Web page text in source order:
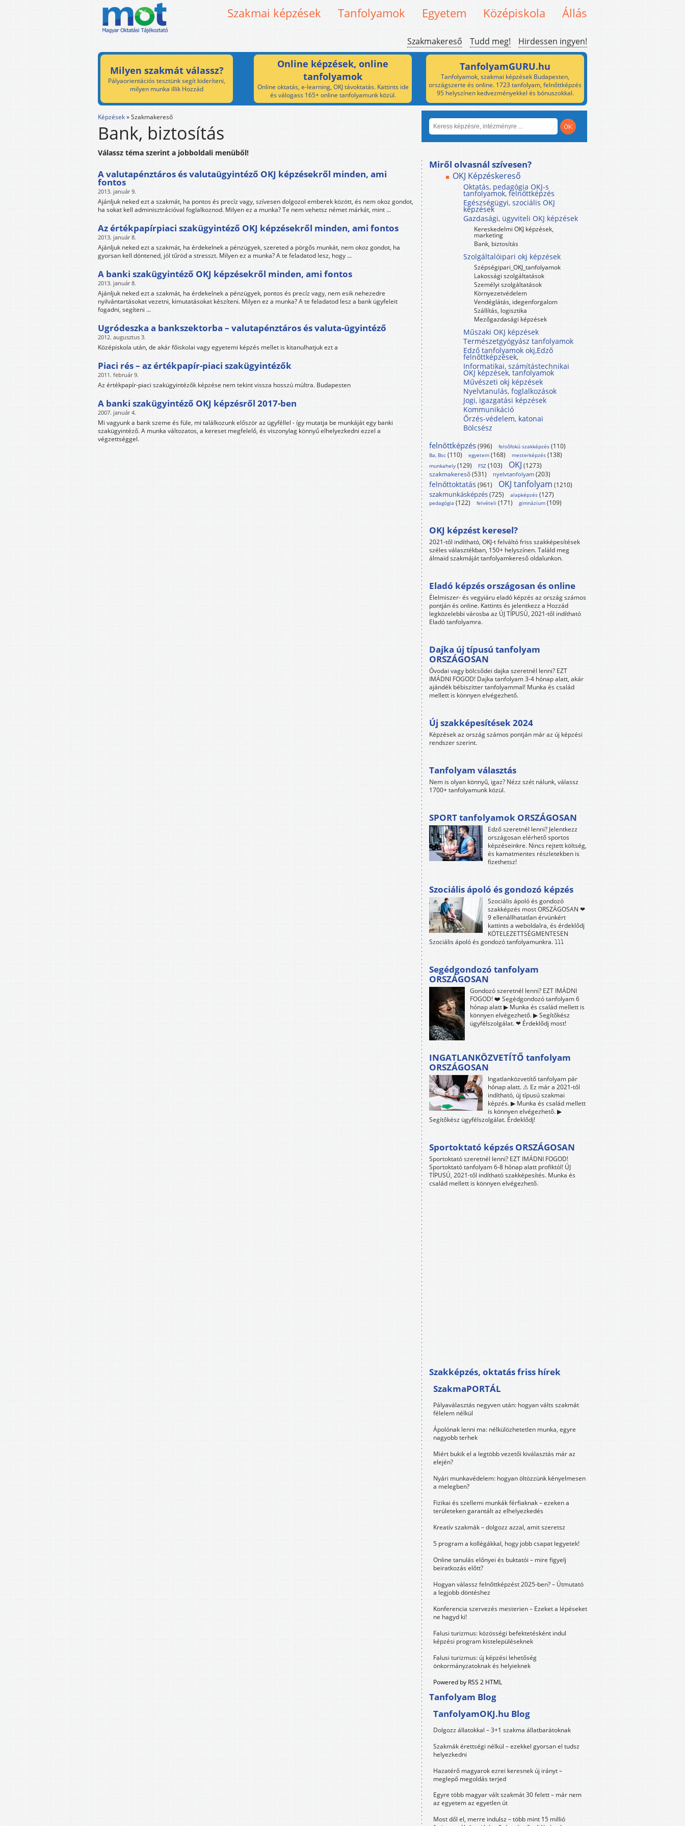
Szakmai képzések Tanfolyamok Egyetem Középiskola Állás
Szakmakereső Tudd meg! Hirdessen ingyen!
Milyen szakmát válassz?
Pályaorientációs tesztünk segít kideríteni,
milyen munka illik Hozzád
Online képzések, online
tanfolyamok
Online oktatás, e-learning, OKJ távoktatás. Kattints ide
és válogass 165+ online tanfolyamunk közül.
TanfolyamGURU.hu
Tanfolyamok, szakmai képzések Budapesten,
országszerte és online. 1723 tanfolyam, felnőttképzés
95 helyszínen kedvezményekkel és bónuszokkal.
Képzések»Szakmakereső
Bank, biztosítás
Válassz téma szerint a jobboldali menüből!
A valutapénztáros és valutaügyintéző OKJ képzésekről minden, ami
fontos
2013. január 9.
Ajánljuk neked ezt a szakmát, ha pontos és precíz vagy, szívesen dolgozol emberek között, és nem okoz gondot,
ha sokat kell adminisztrációval foglalkoznod. Milyen ez a munka? Te nem vehetsz német márkát, mint ...
Az értékpapírpiaci szakügyintéző OKJ képzésekről minden, ami fontos
2013. január 8.
Ajánljuk neked ezt a szakmát, ha érdekelnek a pénzügyek, szereted a pörgős munkát, nem okoz gondot, ha
gyorsan kell döntened, jól tűröd a stresszt. Milyen ez a munka? A te feladatod lesz, hogy ...
A banki szakügyintéző OKJ képzésekről minden, ami fontos
2013. január 8.
Ajánljuk neked ezt a szakmát, ha érdekelnek a pénzügyek, pontos és precíz vagy, nem esik nehezedre
nyilvántartásokat vezetni, kimutatásokat készíteni. Milyen ez a munka? A te feladatod lesz a bank ügyfeleit
fogadni, segíteni ...
Ugródeszka a bankszektorba – valutapénztáros és valuta-ügyintéző
2012. augusztus 3.
Középiskola után, de akár főiskolai vagy egyetemi képzés mellet is kitanulhatjuk ezt a
Piaci rés – az értékpapír-piaci szakügyintézők
2011. február 9.
Az értékpapír-piaci szakügyintézők képzése nem tekint vissza hosszú múltra. Budapesten
A banki szakügyintéző OKJ képzésről 2017-ben
2007. január 4.
Mi vagyunk a bank szeme és füle, mi találkozunk először az ügyféllel - így mutatja be munkáját egy banki
szakügyintéző. A munka változatos, a kereset megfelelő, és viszonylag könnyű elhelyezkedni ezzel a
végzettséggel.
Miről olvasnál szívesen?
OKJ Képzéskereső
Oktatás, pedagógia OKJ-s
tanfolyamok, felnőttképzés
Egészségügyi, szociális OKJ
képzések
Gazdasági, ügyviteli OKJ képzések
Kereskedelmi OKJ képzések,
marketing
Bank, biztosítás
Szolgáltalóipari okj képzések
Szépségipari_OKJ_tanfolyamok
Lakossági szolgáltatások
Személyi szolgáltatások
Környezetvédelem
Vendéglátás, idegenforgalom
Szállítás, logisztika
Mezőgazdasági képzések
Műszaki OKJ képzések
Természetgyógyász tanfolyamok
Edző tanfolyamok okj,Edző
felnőttképzések,
Informatikai, számítástechnikai
OKJ képzések, tanfolyamok
Művészeti okj képzések
Nyelvtanulás, foglalkozások
Jogi, igazgatási képzések
Kommunikáció
Őrzés-védelem, katonai
Bölcsész
felnőttképzés(996) felsőfokú szakképzés (110)
Ba, Bsc (110) egyetem (168) mesterképzés (138)
munkahely (129) FSZ (103) OKJ (1273)
szakmakereső(531) nyelvtanfolyam (203)
felnőttoktatás (961) OKJ tanfolyam (1210)
szakmunkásképzés(725) alapképzés (127)
pedagógia (122) felvételi (171) gimnázium (109)
OKJ képzést keresel?
2021-től indítható, OKJ-t felváltó friss szakképesítések
széles választékban, 150+ helyszínen. Találd meg
álmaid szakmáját tanfolyamkereső oldalunkon.
Eladó képzés országosan és online
Élelmiszer- és vegyiáru eladó képzés az ország számos
pontján és online. Kattints és jelentkezz a Hozzád
legközelebbi városba az ÚJ TÍPUSÚ, 2021-től indítható
Eladó tanfolyamra.
Dajka új típusú tanfolyam
ORSZÁGOSAN
Óvodai vagy bölcsődei dajka szeretnél lenni? EZT
IMÁDNI FOGOD! Dajka tanfolyam 3-4 hónap alatt, akár
ajándék bébiszitter tanfolyammal! Munka és család
mellett is könnyen elvégezhető.
Új szakképesítések 2024
Képzések az ország számos pontján már az új képzési
rendszer szerint.
Tanfolyam választás
Nem is olyan könnyű, igaz? Nézz szét nálunk, válassz
1700+ tanfolyamunk közül.
SPORT tanfolyamok ORSZÁGOSAN
Edző szeretnél lenni? Jelentkezz
országosan elérhető sportos
képzéseinkre. Nincs rejtett költség,
és kamatmentes részletekben is
fizethetsz!
Szociális ápoló és gondozó képzés
Szociális ápoló és gondozó
szakképzés most ORSZÁGOSAN ❤
9 ellenállhatatlan érvünkért
kattints a weboldalra, és érdeklődj
KÖTELEZETTSÉGMENTESEN
Szociális ápoló és gondozó tanfolyamunkra. ⤵⤵⤵
Segédgondozó tanfolyam
ORSZÁGOSAN
Gondozó szeretnél lenni? EZT IMÁDNI
FOGOD! ❤️ Segédgondozó tanfolyam 6
hónap alatt ▶ Munka és család mellett is
könnyen elvégezhető. ▶ Segítőkész
ügyfélszolgálat. ❤ Érdeklődj most!
INGATLANKÖZVETÍTŐ tanfolyam
ORSZÁGOSAN
Ingatlanközvetítő tanfolyam pár
hónap alatt. ⚠ Ez már a 2021-től
indítható, új típusú szakmai
képzés. ▶ Munka és család mellett
is könnyen elvégezhető. ▶
Segítőkész ügyfélszolgálat. Érdeklődj!
Sportoktató képzés ORSZÁGOSAN
Sportoktató szeretnél lenni? EZT IMÁDNI FOGOD!
Sportoktató tanfolyam 6-8 hónap alatt profiktól! ÚJ
TÍPUSÚ, 2021-től indítható szakképesítés. Munka és
család mellett is könnyen elvégezhető.
Szakképzés, oktatás friss hírek
SzakmaPORTÁL
Pályaválasztás negyven után: hogyan válts szakmát
félelem nélkül
Ápolónak lenni ma: nélkülözhetetlen munka, egyre
nagyobb terhek
Miért bukik el a legtöbb vezetői kiválasztás már az
elején?
Nyári munkavédelem: hogyan öltözzünk kényelmesen
a melegben?
Fizikai és szellemi munkák férfiaknak – ezeken a
területeken garantált az elhelyezkedés
Kreatív szakmák – dolgozz azzal, amit szeretsz
5 program a kollégákkal, hogy jobb csapat legyetek!
Online tanulás előnyei és buktatói – mire figyelj
beiratkozás előtt?
Hogyan válassz felnőttképzést 2025-ben? – Útmutató
a legjobb döntéshez
Konferencia szervezés mesterien – Ezeket a lépéseket
ne hagyd ki!
Falusi turizmus: közösségi befektetésként indul
képzési program kistelepüléseknek
Falusi turizmus: új képzési lehetőség
önkormányzatoknak és helyieknek
Powered by RSS 2 HTML
Tanfolyam Blog
TanfolyamOKJ.hu Blog
Dolgozz állatokkal – 3+1 szakma állatbarátoknak
Szakmák érettségi nélkül – ezekkel gyorsan el tudsz
helyezkedni
Hazatérő magyarok ezrei keresnek új irányt –
meglepő megoldás terjed
Egyre több magyar vált szakmát 30 felett – már nem
az egyetem az egyetlen út
Most dől el, merre indulsz – több mint 15 millió